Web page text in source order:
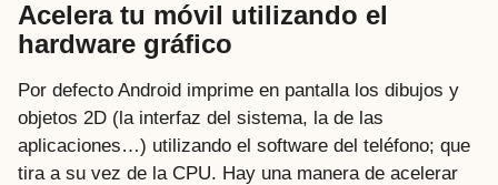
Acelera tu móvil utilizando el
hardware gráfico
Por defecto Android imprime en pantalla los dibujos y
objetos 2D (la interfaz del sistema, la de las
aplicaciones…) utilizando el software del teléfono; que
tira a su vez de la CPU. Hay una manera de acelerar